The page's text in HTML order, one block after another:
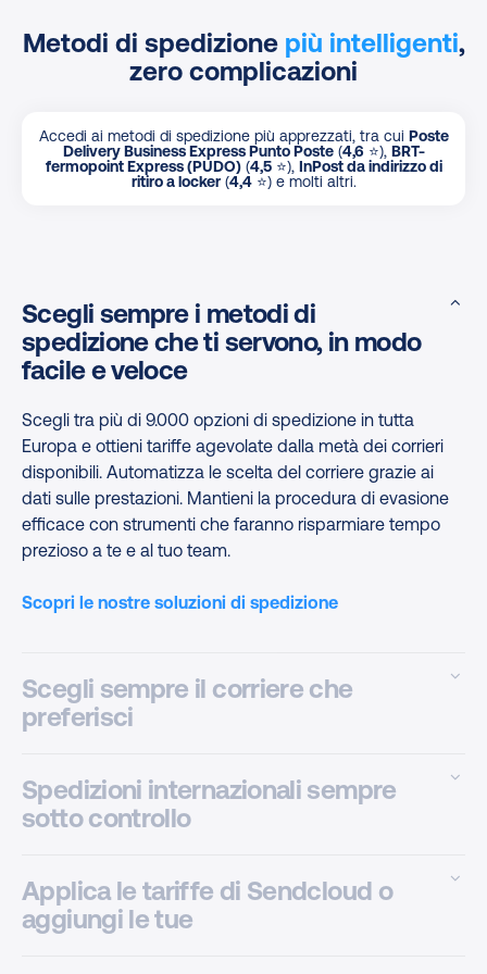
Metodi di spedizione più intelligenti,
zero complicazioni
Accedi ai metodi di spedizione più apprezzati, tra cui Poste
Delivery Business Express Punto Poste(4,6 ⭐), BRT-
fermopoint Express (PUDO)(4,5⭐), InPost da indirizzo di
ritiro a locker(4,4⭐) e molti altri.
Scegli sempre i metodi di
spedizione che ti servono, in modo
facile e veloce
Scegli tra più di 9.000 opzioni di spedizione in tutta
Europa e ottieni tariffe agevolate dalla metà dei corrieri
disponibili. Automatizza le scelta del corriere grazie ai
dati sulle prestazioni. Mantieni la procedura di evasione
efficace con strumenti che faranno risparmiare tempo
prezioso a te e al tuo team.
Scopri le nostre soluzioni di spedizione
Scegli sempre il corriere che
preferisci
Sendcloud ti offre la possibilità di spedire come
preferisci. Nazionale, internazionale o entrambe: scegli
Scopri le integrazioni con i corrieri
Spedizioni internazionali sempre
sotto controllo
direttamente dal software di spedizione. Dimentica i
lunghi moduli da riempire e risparmia tempo con
Applica le tariffe di Sendcloud o
aggiungi le tue